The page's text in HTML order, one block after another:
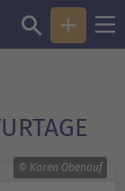
© Karen Obenauf